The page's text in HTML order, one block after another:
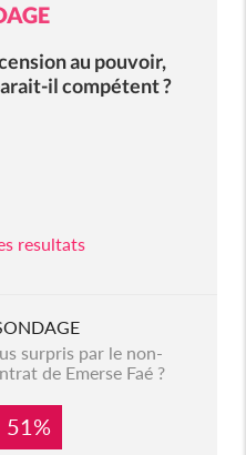
au pouvoir,
il compétent ?
resultats
surpris par le non-
de Emerse Faé ?
51%